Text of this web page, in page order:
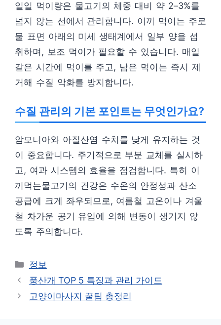
일일 먹이량은 물고기의 체중 대비 약 2–3%를
넘지 않는 선에서 관리합니다. 이끼 먹이는 주로
물 표면 아래의 미세 생태계에서 일부 양을 섭
취하며, 보조 먹이가 필요할 수 있습니다. 매일
같은 시간에 먹이를 주고, 남은 먹이는 즉시 제
거해 수질 악화를 방지합니다.
수질 관리의 기본 포인트는 무엇인가요?
암모니아와 아질산염 수치를 낮게 유지하는 것
이 중요합니다. 주기적으로 부분 교체를 실시하
고, 여과 시스템의 효율을 점검합니다. 특히 이
끼먹는물고기의 건강은 수온의 안정성과 산소
공급에 크게 좌우되므로, 여름철 고온이나 겨울
철 차가운 공기 유입에 의해 변동이 생기지 않
도록 주의합니다.
카
테
리
정보
풍산개 TOP 5 특징과 관리 가이드
고양이마사지 꿀팁 총정리